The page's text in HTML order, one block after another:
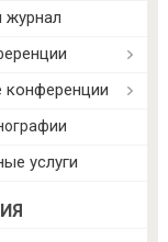
журнал
конференции
услуги